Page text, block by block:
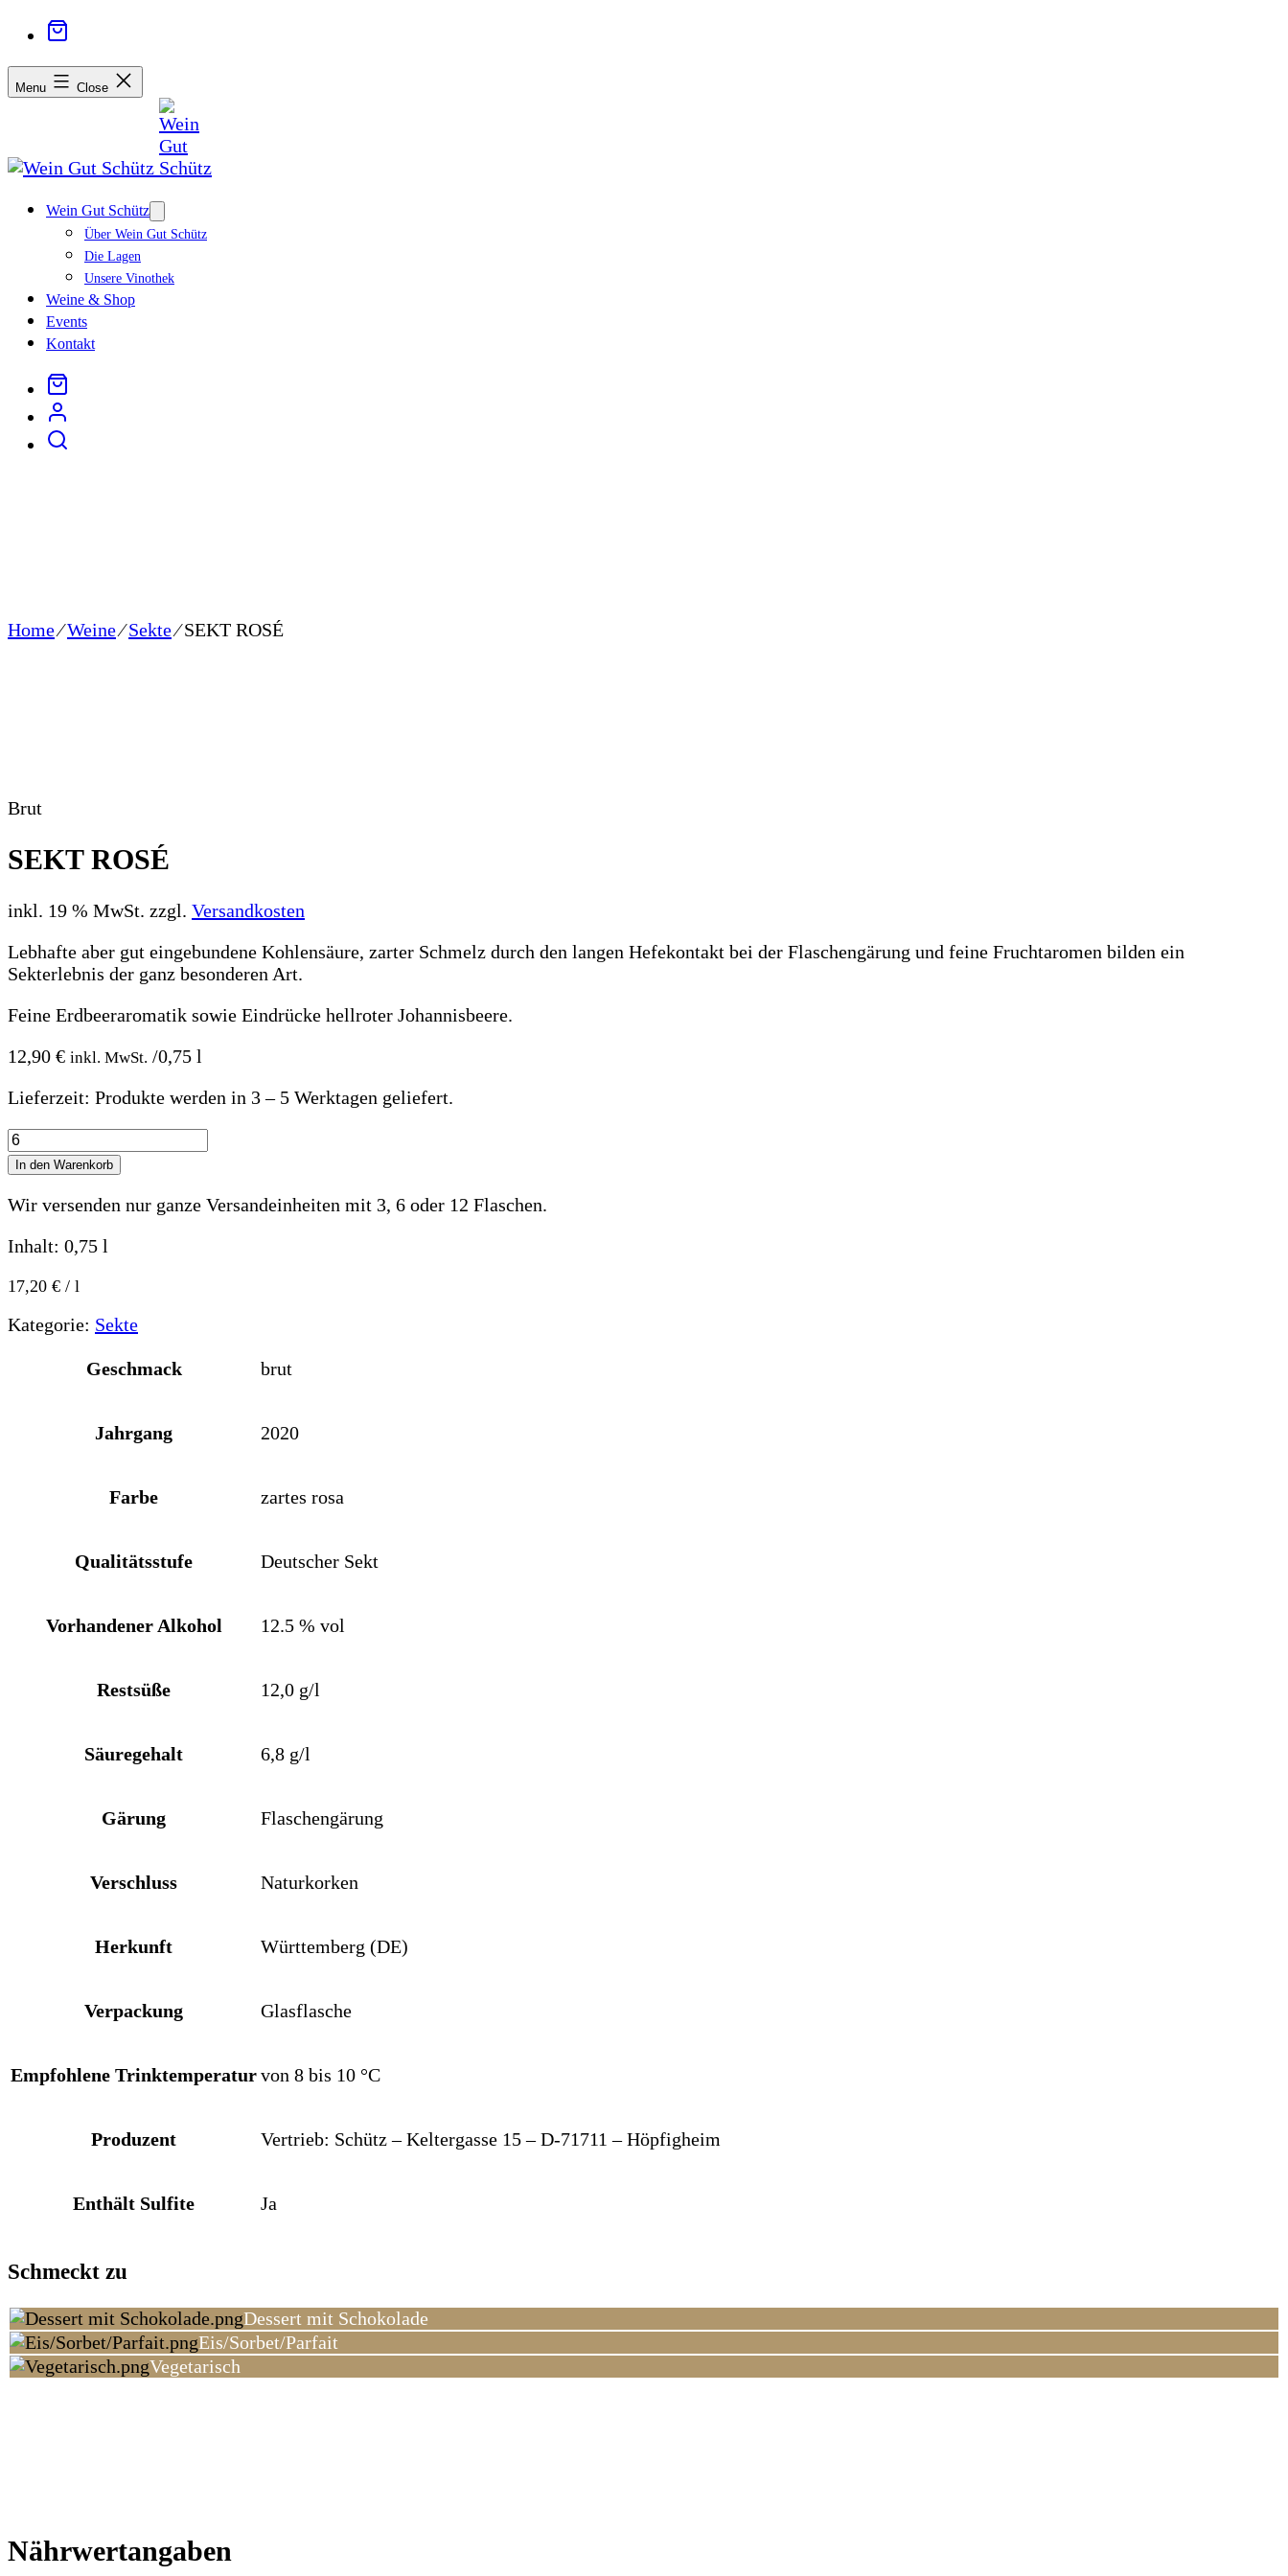
Menu Close
Wein Gut Schütz
menu
Über Wein Gut Schütz
Die Lagen
Unsere Vinothek
Weine & Shop
Events
Kontakt
Home ⁄ Weine ⁄ Sekte ⁄SEKT ROSÉ
Brut
SEKT ROSÉ
inkl. 19 % MwSt. zzgl. Versandkosten
Lebhafte aber gut eingebundene Kohlensäure, zarter Schmelz durch den langen Hefekontakt bei der Flaschengärung und feine Fruchtaromen bilden ein
Sekterlebnis der ganz besonderen Art.
Feine Erdbeeraromatik sowie Eindrücke hellroter Johannisbeere.
12,90 € inkl. MwSt. /0,75 l
Lieferzeit: Produkte werden in 3 – 5 Werktagen geliefert.
SEKT
ROSÉ
Menge
In den Warenkorb
Wir versenden nur ganze Versandeinheiten mit 3, 6 oder 12 Flaschen.
Inhalt: 0,75 l
17,20 € / l
Kategorie: Sekte
Geschmack brut
Jahrgang 2020
Farbe zartes rosa
Qualitätsstufe Deutscher Sekt
Vorhandener Alkohol 12.5 % vol
Restsüße 12,0 g/l
Säuregehalt 6,8 g/l
Gärung Flaschengärung
Verschluss Naturkorken
Herkunft Württemberg (DE)
Verpackung Glasflasche
Empfohlene Trinktemperaturvon 8 bis 10 °C
Produzent Vertrieb: Schütz – Keltergasse 15 – D-71711 – Höpfigheim
Enthält Sulfite Ja
Schmeckt zu
Dessert mit Schokolade
Eis/Sorbet/Parfait
Vegetarisch
Nährwertangaben